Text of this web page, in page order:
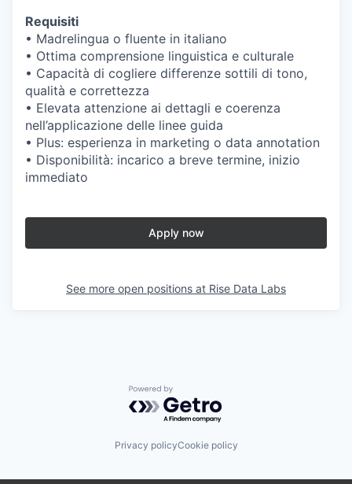
Requisiti
• Madrelingua o fluente in italiano
• Ottima comprensione linguistica e culturale
• Capacità di cogliere differenze sottili di tono,
qualità e correttezza
• Elevata attenzione ai dettagli e coerenza
nell’applicazione delle linee guida
• Plus: esperienza in marketing o data annotation
• Disponibilità: incarico a breve termine, inizio
immediato
Apply now
See more open positions at Rise Data Labs
Powered by Getro.com
Privacy policyCookie policy